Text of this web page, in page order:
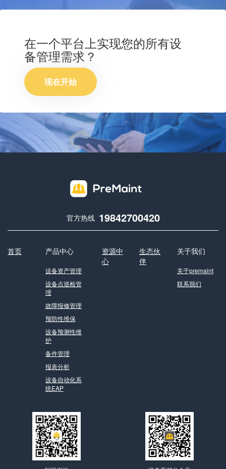
在一个平台上实现您的所有设
备管理需求？
现在开始
官方热线 19842700420
首页 产品中心
设备资产管理
设备点巡检管
理
故障报修管理
预防性维保
设备预测性维
护
备件管理
报表分析
设备自动化系
统EAP
资源中
心
生态伙
伴
关于我们
关于premaint
联系我们